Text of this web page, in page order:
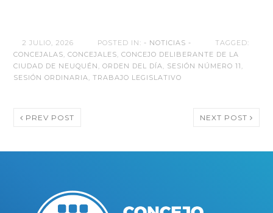
2 JULIO, 2026 POSTED IN: - NOTICIAS -
TAGGED:
CONCEJALAS,CONCEJALES,CONCEJO DELIBERANTE DE LA
CIUDAD DE NEUQUÉN ,ORDEN DEL DÍA, SESIÓN NÚMERO 11 ,
SESIÓN ORDINARIA,TRABAJO LEGISLATIVO
PREV POST NEXT POST